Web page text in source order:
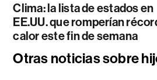
Clima: la lista de estados en
EE.UU. que romperían
calor este fin de semana
Otras noticias sobre